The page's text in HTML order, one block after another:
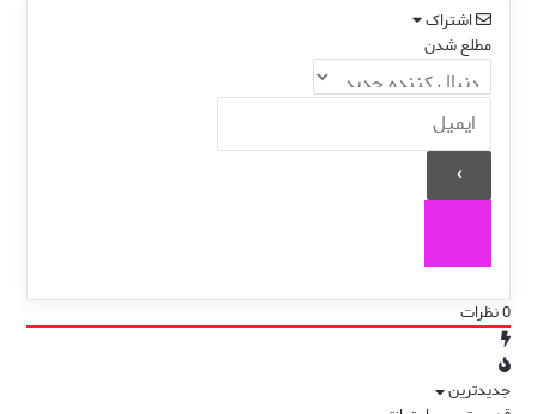
اشتراک
مطلع شدن
0نظرات
جدیدترین